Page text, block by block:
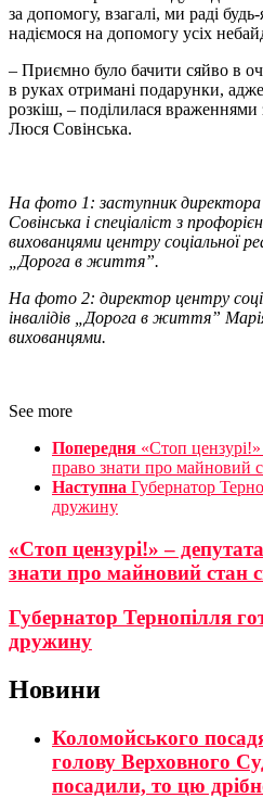
за допомогу, взагалі, ми раді
надіємося на допомогу усіх
– Приємно було бачити сяйво в
в руках отримані подарунки,
розкіш, – поділилася
Люся Совінська.
На фото 1: заступник
Совінська і спеціаліст з
вихованцями центру соціальної
„Дорога в життя”.
На фото 2: директор центру
інвалідів „Дорога в життя”
вихованцями.
See more
Попередня «Стоп
право знати про майновий
Наступна Губернатор
дружину
«Стоп цензурі!» –
знати про майновий стан
Губернатор Тернопілля
дружину
Новини
Коломойського
голову Верховного
посадили, то цю